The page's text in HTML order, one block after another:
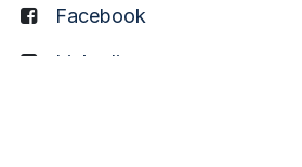
Facebook
Linkedin